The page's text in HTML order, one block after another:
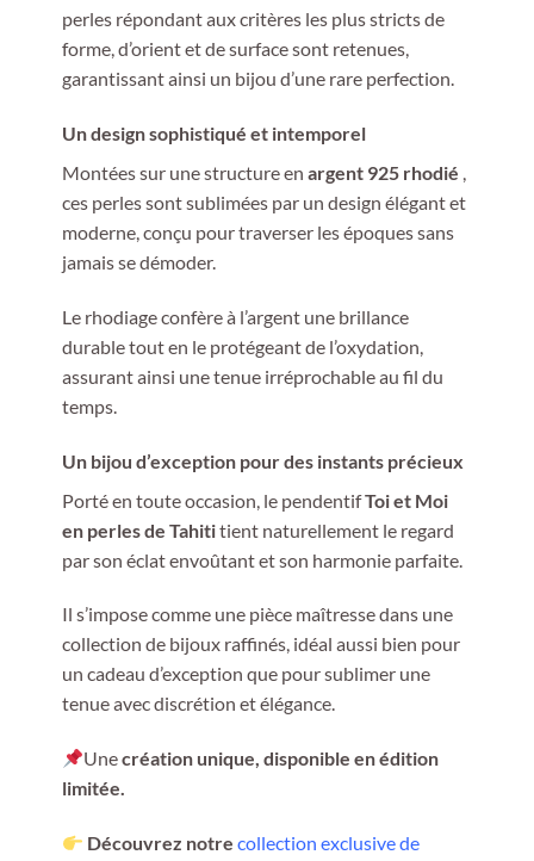
perles répondant aux critères les plus stricts de
forme, d’orient et de surface sont retenues,
garantissant ainsi un bijou d’une rare perfection.
Un design sophistiqué et intemporel
Montées sur une structure en argent 925 rhodié ,
ces perles sont sublimées par un design élégant et
moderne, conçu pour traverser les époques sans
jamais se démoder.
Le rhodiage confère à l’argent une brillance
durable tout en le protégeant de l’oxydation,
assurant ainsi une tenue irréprochable au fil du
temps.
Un bijou d’exception pour des instants précieux
Porté en toute occasion, le pendentifToi et Moi
en perles de Tahititient naturellement le regard
par son éclat envoûtant et son harmonie parfaite.
Il s’impose comme une pièce maîtresse dans une
collection de bijoux raffinés, idéal aussi bien pour
un cadeau d’exception que pour sublimer une
tenue avec discrétion et élégance.
Unecréation unique, disponible en édition
limitée.
Découvrez notre collection exclusive de